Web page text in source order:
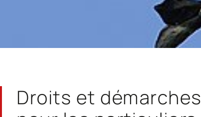
Droits et démarches